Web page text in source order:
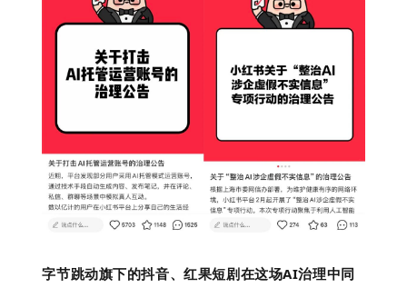
字节跳动旗下的抖音、红果短剧在这场AI治理中同